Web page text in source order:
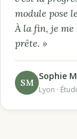
module pose
À la fin, je
prête. »
SM
Sophie
Lyon ·